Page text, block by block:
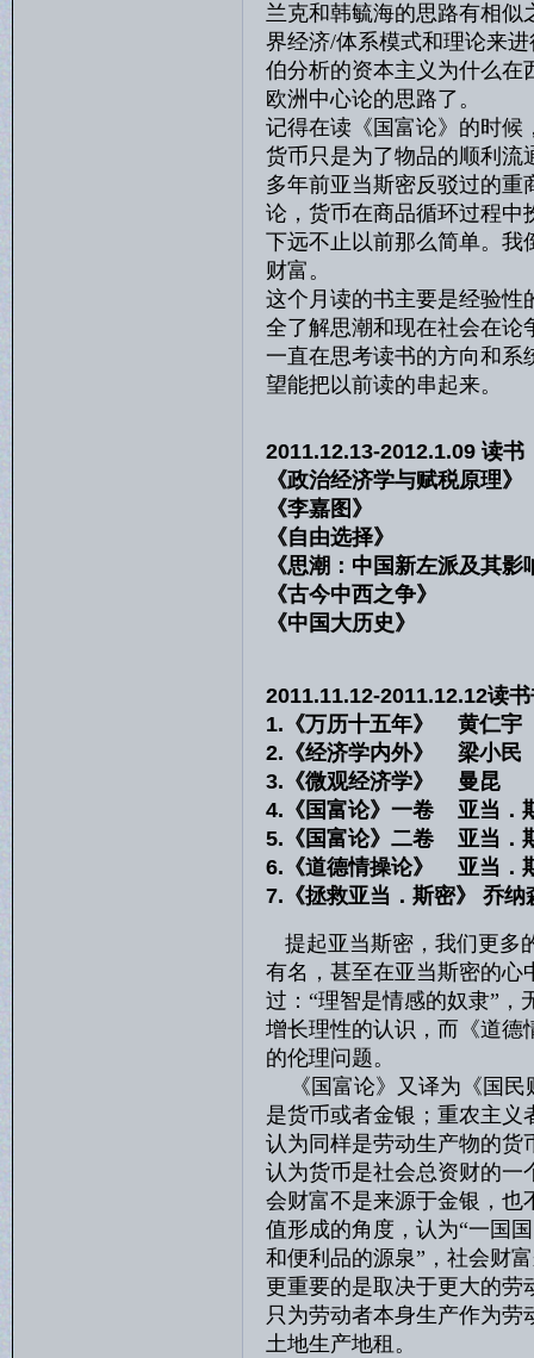
兰克和韩毓海的思路有相似
界经济/体系模式和理论来
伯分析的资本主义为什么在
欧洲中心论的思路了。
记得在读《国富论》的时候
货币只是为了物品的顺利流
多年前亚当斯密反驳过的重
论，货币在商品循环过程中
下远不止以前那么简单。我
财富。
这个月读的书主要是经验性
全了解思潮和现在社会在论
一直在思考读书的方向和系
望能把以前读的串起来。
2011.12.13-2012.1.09 读书
《政治经济学与赋税原
《李嘉图》 黄
《自由选择》 弗
《思潮：中国新左派及其
《古今中西之争
《中国大历史》
2011.11.12-2011.12.12读
1.《万历十五年》 黄仁宇
2.《经济学内外》 梁小民
3.《微观经济学》 曼昆
4.《国富论》一卷 亚当．
5.《国富论》二卷 亚当．
6.《道德情操论》 亚当．
7.《拯救亚当．斯密》 乔纳
提起亚当斯密，我们更多
有名，甚至在亚当斯密的心
过：“理智是情感的奴隶”
增长理性的认识，而《道德
的伦理问题。
《国富论》又译为《国民
是货币或者金银；重农主义
认为同样是劳动生产物的货
认为货币是社会总资财的一
会财富不是来源于金银，也
值形成的角度，认为“一国
和便利品的源泉”，社会财
更重要的是取决于更大的劳
只为劳动者本身生产作为
土地生产地租。